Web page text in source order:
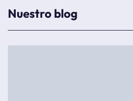
Nuestro blog